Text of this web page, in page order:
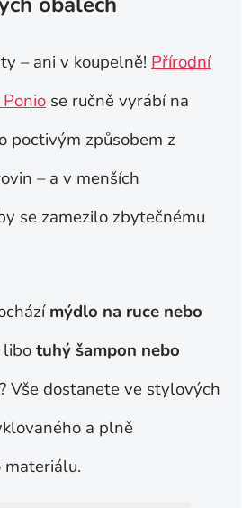
– ani v koupelně! Přírodní
se ručně vyrábí na
poctivým způsobem z
– a v menších
se zamezilo zbytečnému
mýdlo na ruce nebo
libotuhý šampon nebo
? Vše dostanete ve stylových
a plně